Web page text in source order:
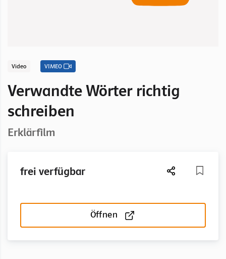
Video VIMEO
Verwandte Wörter richtig
schreiben
Erklärfilm
frei verfügbar
Öffnen